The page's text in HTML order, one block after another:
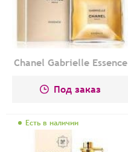
Chanel Gabrielle Essence
Под заказ
Есть в наличии